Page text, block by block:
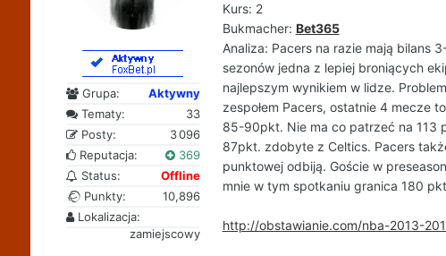
Grupa:
Aktywny
Tematy:
33
Posty:
3 096
Reputacja:
369
Status:
Offline
Punkty:
10,896
Lokalizacja:
zamiejscowy
Kurs: 2
Bukmacher: Bet365
Analiza: Pacers na razie mają bilans
sezonów jedna z lepiej broniących
najlepszym wynikiem w lidze.
zespołem Pacers, ostatnie 4 mecze
85-90pkt. Nie ma co patrzeć na 113
87pkt. zdobyte z Celtics. Pacers
punktowej odbiją. Goście w
mnie w tym spotkaniu granica 180
http://obstawianie.com/nba-2013-